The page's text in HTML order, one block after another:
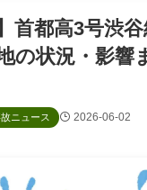
首都高3号渋
の状況・影響
ニュース 2026-06-02